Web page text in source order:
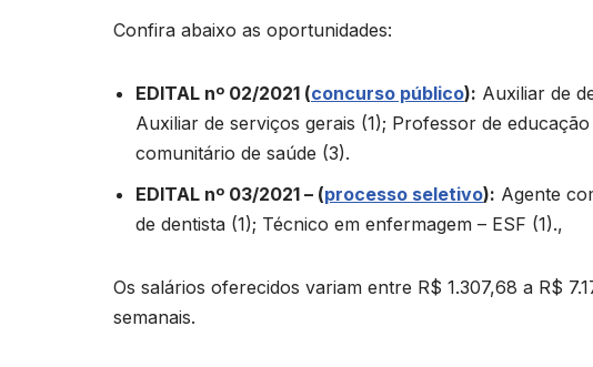
Confira abaixo as oportunidades:
EDITAL nº 02/2021 (concurso público): Auxiliar de
Auxiliar de serviços gerais (1); Professor de
comunitário de saúde (3).
EDITAL nº 03/2021 – (processo seletivo): Agente
de dentista (1); Técnico em enfermagem – ESF (1).,
Os salários oferecidos variam entre R$ 1.307,68 a R$
semanais.